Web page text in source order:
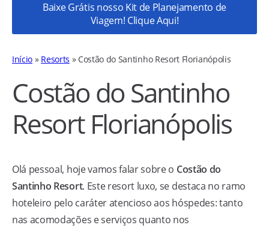
Baixe Grátis nosso Kit de Planejamento de
Viagem! Clique Aqui!
Início » Resorts » Costão do Santinho Resort Florianópolis
Costão do Santinho
Resort Florianópolis
Olá pessoal, hoje vamos falar sobre o Costão do
Santinho Resort. Este resort luxo, se destaca no ramo
hoteleiro pelo caráter atencioso aos hóspedes: tanto
nas acomodações e serviços quanto nos